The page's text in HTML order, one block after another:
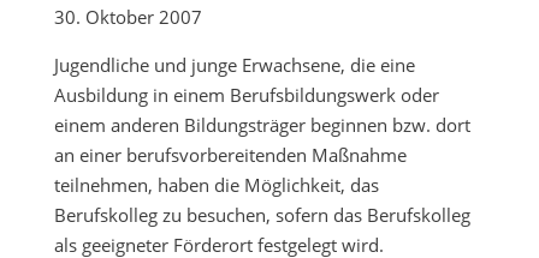
30. Oktober 2007
Jugendliche und junge Erwachsene, die eine
Ausbildung in einem Berufsbildungswerk oder
einem anderen Bildungsträger beginnen bzw. dort
an einer berufsvorbereitenden Maßnahme
teilnehmen, haben die Möglichkeit, das
Berufskolleg zu besuchen, sofern das Berufskolleg
als geeigneter Förderort festgelegt wird.